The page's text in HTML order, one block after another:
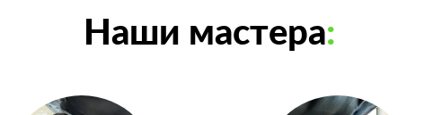
Наши мастера: